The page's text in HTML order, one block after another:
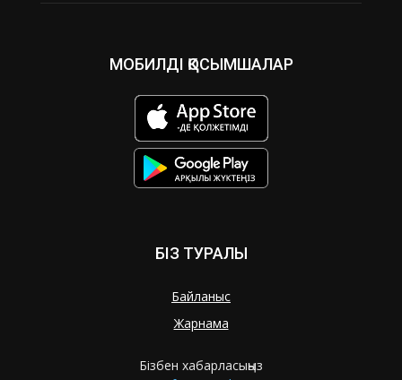
МОБИЛДІ ҚОСЫМШАЛАР
БІЗ ТУРАЛЫ
Байланыс
Жарнама
Бізбен хабарласыңыз